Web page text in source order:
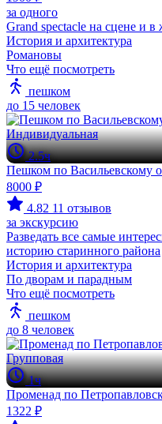
за одного
Grand spectacle на сцене и
История и архитектура
Романовы
Что ещё посмотреть
пешком
до 15 человек
Индивидуальная
2.5ч
Пешком по Васильевскому
8000 ₽
4.82 11 отзывов
за экскурсию
Разведать все самые
историю старинного района
История и архитектура
По дворам и парадным
Что ещё посмотреть
пешком
до 8 человек
Групповая
1ч
Променад по
1322 ₽